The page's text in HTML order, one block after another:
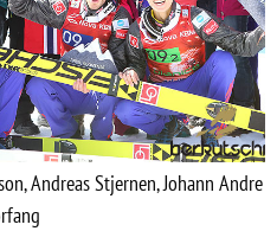
Andreas Stjernen, Johann Andre